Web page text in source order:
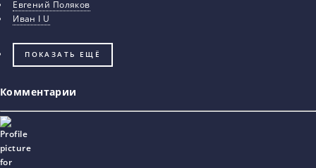
Евгений Поляков
Иван I U
ПОКАЗАТЬ ЕЩЁ
Комментарии